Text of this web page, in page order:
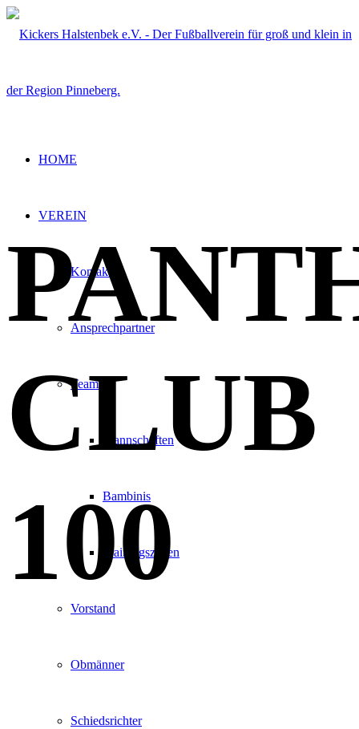
HOME
VEREIN
Kontakt
Ansprechpartner
Teams
Mannschaften
Bambinis
Trainingszeiten
Vorstand
Obmänner
Schiedsrichter
CLUB
100